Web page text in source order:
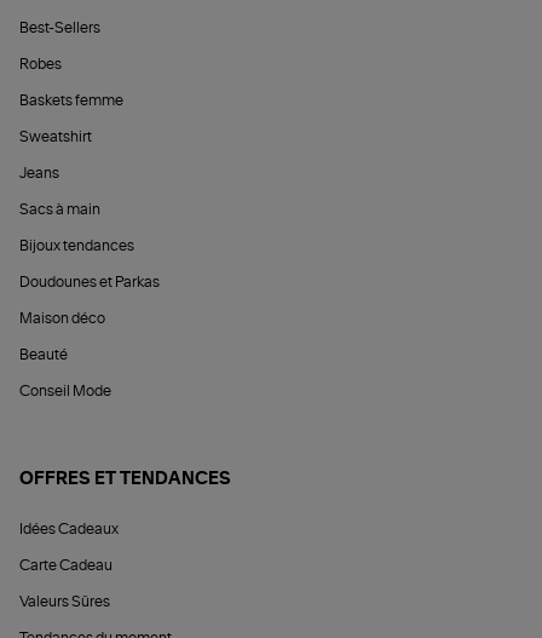
Best-Sellers
Robes
Baskets femme
Sweatshirt
Jeans
Sacs à main
Bijoux tendances
Doudounes et Parkas
Maison déco
Beauté
Conseil Mode
OFFRES ET TENDANCES
Idées Cadeaux
Carte Cadeau
Valeurs Sûres